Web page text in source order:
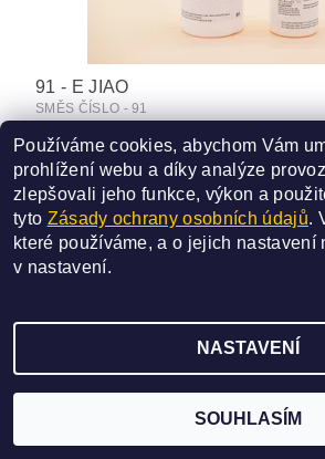
91 - E JIAO
SMĚS ČÍSLO - 91
Vytvořil Shoptet
Používáme cookies, abychom Vám
prohlížení webu a díky analýze
zlepšovali jeho funkce, výkon a
tyto Zásady ochrany osobních údajů.
které používáme, a o jejich nastavení
v nastavení.
NASTAVENÍ
SOUHLASÍM